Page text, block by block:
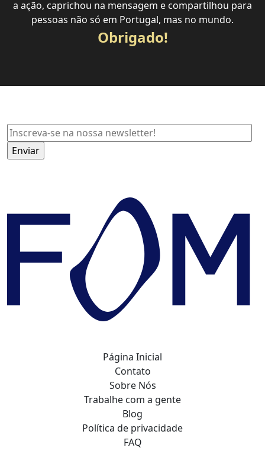
a ação, caprichou na mensagem e compartilhou para
pessoas não só em Portugal, mas no mundo.
Obrigado!
Página Inicial
Contato
Sobre Nós
Trabalhe com a gente
Blog
Política de privacidade
FAQ